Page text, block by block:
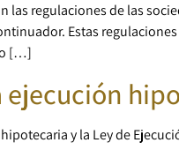
las regulaciones de las
Estas
[…]
ejecución
y la Ley de